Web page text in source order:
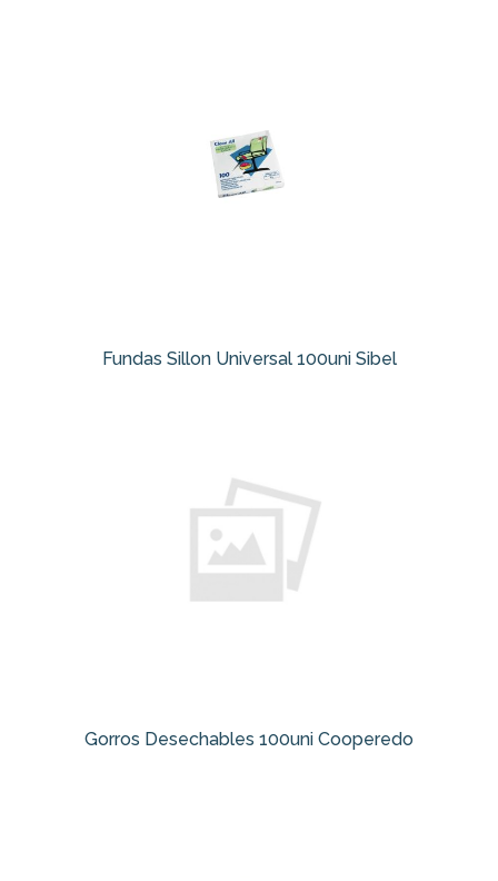
Fundas Sillon Universal 100uni Sibel
Gorros Desechables 100uni Cooperedo